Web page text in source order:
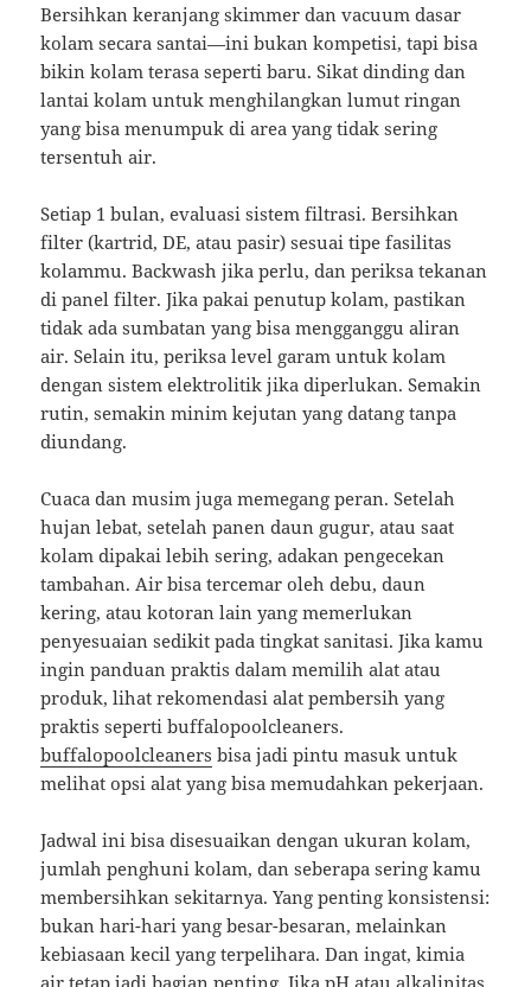
Bersihkan keranjang skimmer dan vacuum dasar
kolam secara santai—ini bukan kompetisi, tapi bisa
bikin kolam terasa seperti baru. Sikat dinding dan
lantai kolam untuk menghilangkan lumut ringan
yang bisa menumpuk di area yang tidak sering
tersentuh air.
Setiap 1 bulan, evaluasi sistem filtrasi. Bersihkan
filter (kartrid, DE, atau pasir) sesuai tipe fasilitas
kolammu. Backwash jika perlu, dan periksa tekanan
di panel filter. Jika pakai penutup kolam, pastikan
tidak ada sumbatan yang bisa mengganggu aliran
air. Selain itu, periksa level garam untuk kolam
dengan sistem elektrolitik jika diperlukan. Semakin
rutin, semakin minim kejutan yang datang tanpa
diundang.
Cuaca dan musim juga memegang peran. Setelah
hujan lebat, setelah panen daun gugur, atau saat
kolam dipakai lebih sering, adakan pengecekan
tambahan. Air bisa tercemar oleh debu, daun
kering, atau kotoran lain yang memerlukan
penyesuaian sedikit pada tingkat sanitasi. Jika kamu
ingin panduan praktis dalam memilih alat atau
produk, lihat rekomendasi alat pembersih yang
praktis seperti buffalopoolcleaners.
buffalopoolcleaners bisa jadi pintu masuk untuk
melihat opsi alat yang bisa memudahkan pekerjaan.
Jadwal ini bisa disesuaikan dengan ukuran kolam,
jumlah penghuni kolam, dan seberapa sering kamu
membersihkan sekitarnya. Yang penting konsistensi:
bukan hari-hari yang besar-besaran, melainkan
kebiasaan kecil yang terpelihara. Dan ingat, kimia